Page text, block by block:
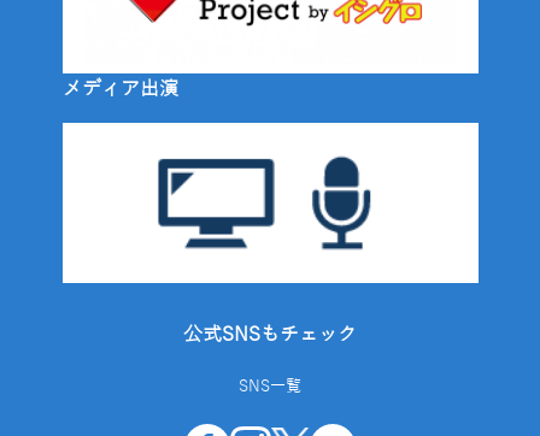
メディア出演
公式SNSもチェック
SNS一覧